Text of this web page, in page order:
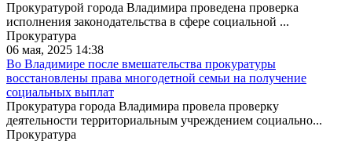
Прокуратурой города Владимира проведена проверка
исполнения законодательства в сфере социальной ...
Прокуратура
06 мая, 2025 14:38
Во Владимире после вмешательства прокуратуры
восстановлены права многодетной семьи на получение
социальных выплат
Прокуратура города Владимира провела проверку
деятельности территориальным учреждением социально...
Прокуратура